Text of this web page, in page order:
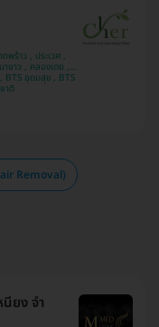
แห่งชาติ
Removal)
ยง จำ